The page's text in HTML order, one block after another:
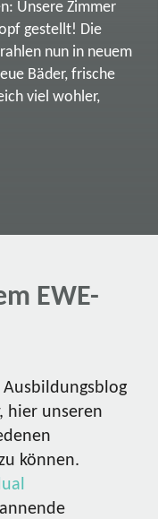
Unsere Zimmer
gestellt! Die
nun in neuem
Bäder, frische
viel wohler,
EWE-
hier unseren
können.